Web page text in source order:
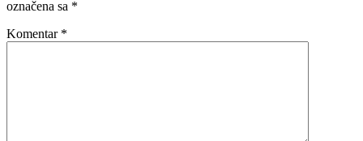
označena sa *
Komentar *